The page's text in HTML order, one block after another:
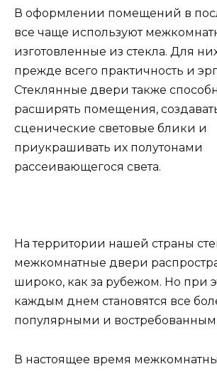
В оформлении помещений в
все чаще используют
изготовленные из стекла. Для
прежде всего практичность и
Стеклянные двери также
расширять помещения,
сценические световые блики и
приукрашивать их полутонами
рассеивающегося света.
На территории нашей страны
межкомнатные двери
широко, как за рубежом. Но при
каждым днем становятся все
популярными и
В настоящее время